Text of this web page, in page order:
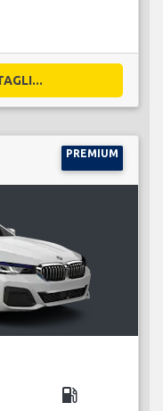
PREMIUM
local_gas_station